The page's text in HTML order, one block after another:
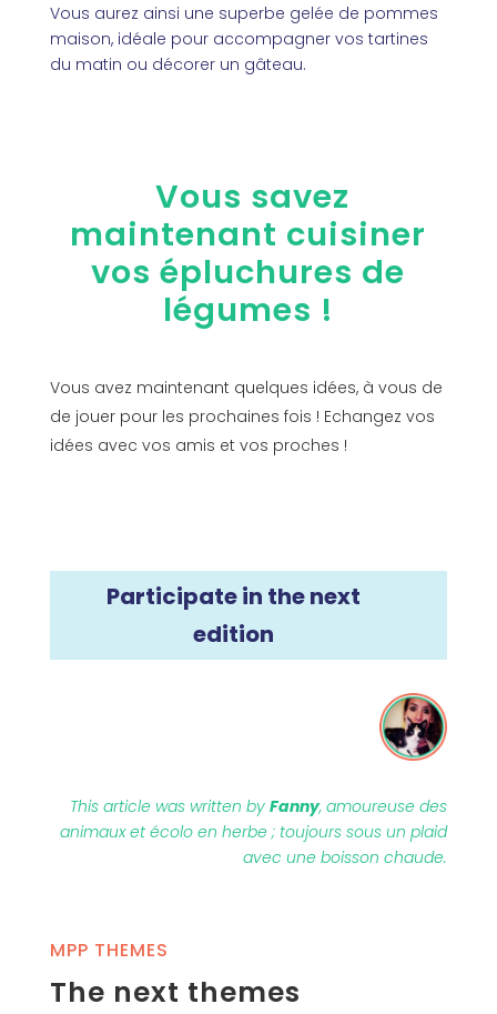
Vous aurez ainsi une superbe gelée de pommes
maison, idéale pour accompagner vos tartines
du matin ou décorer un gâteau.
Vous savez
maintenant cuisiner
vos épluchures de
légumes !
Vous avez maintenant quelques idées, à vous de
de jouer pour les prochaines fois ! Echangez vos
idées avec vos amis et vos proches !
Participate in the next
edition
This article was written byFanny, amoureuse des
animaux et écolo en herbe ; toujours sous un plaid
avec une boisson chaude.
MPP THEMES
The next themes